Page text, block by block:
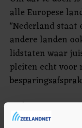
alle Europese
"Nederland staat
andere landen
lidstaten waar
pleiten echt voor
De keuze om
op te wekken